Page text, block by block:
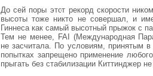
До сей поры этот рекорд скорости
высоты тоже никто не совершал, и
Гиннеса как самый высотный прыжок с
Тем не менее, FAI (Международная
не засчитала. По условиям, принятым
попытках запрещено применение
прыгать без стабилизации Киттинджер